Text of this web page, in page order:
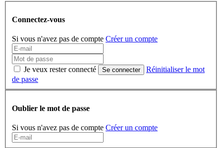
Connectez-vous
Si vous n'avez pas de compte Créer un compte
Je veux rester connecté Se connecter
Réinitialiser le mot
de passe
Oublier le mot de passe
Si vous n'avez pas de compte Créer un compte